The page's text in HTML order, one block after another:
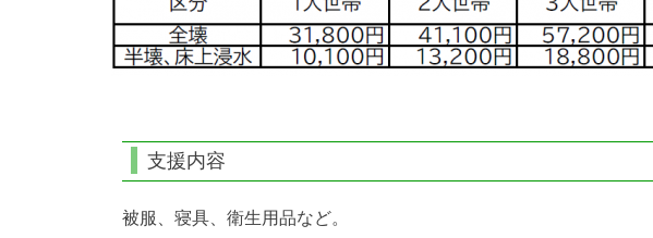
支援内容
被服、寝具、衛生用品など。